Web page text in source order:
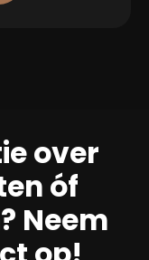
over
óf
Neem